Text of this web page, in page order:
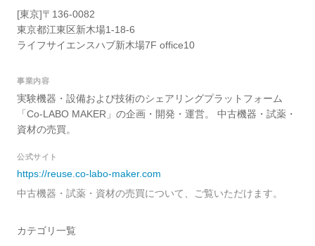
[東京]〒136-0082
東京都江東区新木場1-18-6
ライフサイエンスハブ新木場7F office10
事業内容
実験機器・設備および技術のシェアリングプラットフォーム
「Co-LABO MAKER」の企画・開発・運営。 中古機器・試薬・
資材の売買。
公式サイト
https://reuse.co-labo-maker.com
中古機器・試薬・資材の売買について、ご覧いただけます。
カテゴリ一覧